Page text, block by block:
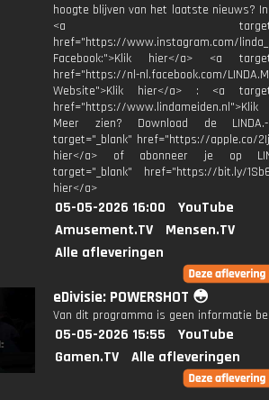
hoogte blijven van het laatste nieuws?
<a
href="https://www.instagram.com/
Facebook:">Klik hier</a> <a
href="https://nl-nl.facebook.com/
Website">Klik hier</a> : <a
href="https://
Meer zien? Download de
target="_blank" href="https://apple.co/
hier</a> of abonneer je op
target="_blank" href="https://bit.ly/
hier</a>
05-05-2026 16:00
YouTube
Amusement.TV
Mensen.TV
Alle afleveringen
eDivisie: POWERSHOT 😳
Van dit programma is geen informatie
05-05-2026 15:55
YouTube
Gamen.TV
Alle afleveringen